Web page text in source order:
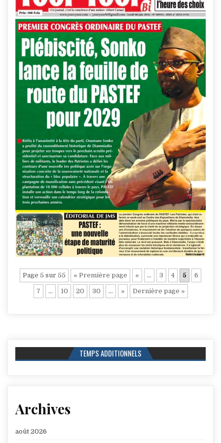
Page 5 sur 55 « Première page « … 3 4 5 6
7 … 10 20 30 … » Dernière page »
TEMPS ADDITIONNELS
Archives
août 2026